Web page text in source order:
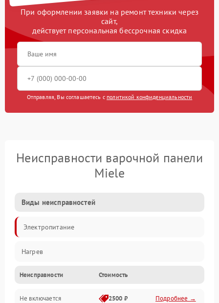
При оформлении заявки на ремонт техники через
сайт,
действует персональная бессрочная скидка
Отправляя, Вы соглашаетесь с политикой конфиденциальности
Неисправности варочной панели
Miele
Виды неисправностей
Электропитание
Нагрев
Неисправности Стоимость
Не включается 2500 ₽ Подробнее →